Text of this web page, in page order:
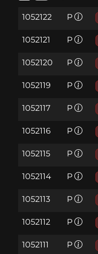
1052122 P
1052121 P
1052120 P
1052119 P
1052117 P
1052116 P
1052115 P
1052114 P
1052113 P
1052112 P
1052111 P